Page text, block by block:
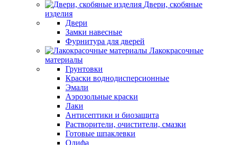
Двери, скобяные
изделия
Двери
Замки навесные
Фурнитура для дверей
Лакокрасочные
материалы
Грунтовки
Краски воднодисперсионные
Эмали
Аэрозольные краски
Лаки
Антисептики и биозащита
Растворители, очистители, смазки
Готовые шпаклевки
Олифа